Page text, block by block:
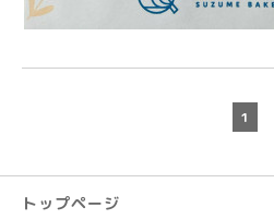
1
トップページ